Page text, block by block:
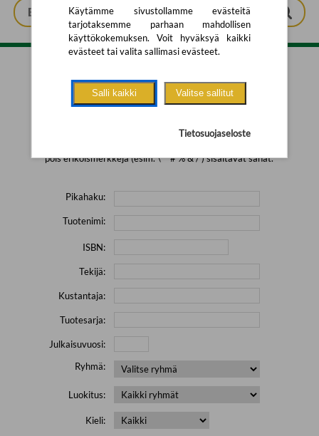
Tarkennettu haku
pois erikoismerkkejä (esim. \' " # % & / ) sisältävät sanat.
Pikahaku:
Tuotenimi:
ISBN:
Tekijä:
Kustantaja:
Tuotesarja:
Julkaisuvuosi:
Ryhmä:
Luokitus:
Kieli:
Käytämme sivustollamme evästeitä
tarjotaksemme parhaan mahdollisen
käyttökokemuksen. Voit hyväksyä kaikki
evästeet tai valita sallimasi evästeet.
Salli kaikki Valitse sallitut
Tietosuojaseloste